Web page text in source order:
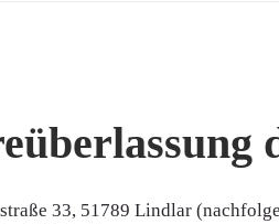
33, 51789 Lindlar